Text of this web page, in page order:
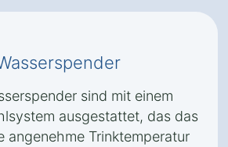
sind mit einem
ausgestattet, das das
angenehme Trinktemperatur